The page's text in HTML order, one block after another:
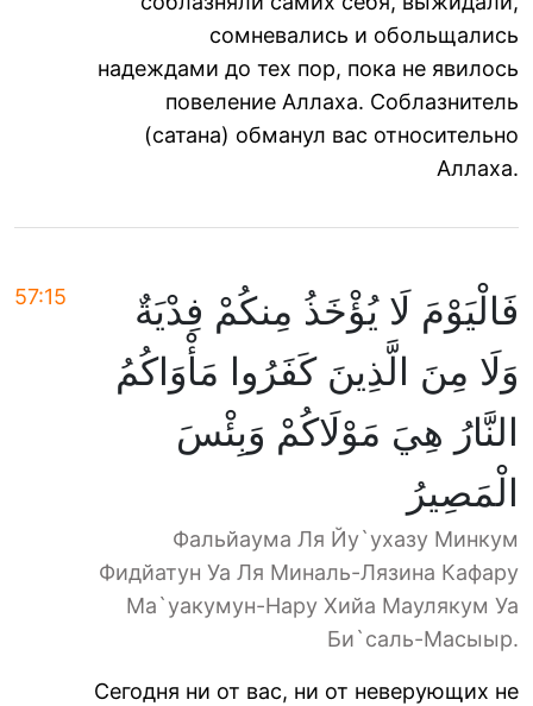
сомневались и обольщались
надеждами до тех пор, пока не явилось
повеление Аллаха. Соблазнитель
(сатана) обманул вас относительно
Аллаха.
57:15
فَالْيَوْمَ لَا يُؤْخَذُ مِنكُمْ فِدْيَةٌ
وَلَا مِنَ الَّذِينَ كَفَرُوا مَأْوَاكُمُ
النَّارُ هِيَ مَوْلَاكُمْ وَبِئْسَ
الْمَصِيرُ
Фальйаума Ля Йу`ухазу Минкум
Фидйатун Уа Ля Миналь-Лязина Кафару
Ма`уакумун-Нару Хийа Маулякум Уа
Би`саль-Масыыр.
Сегодня ни от вас, ни от неверующих не